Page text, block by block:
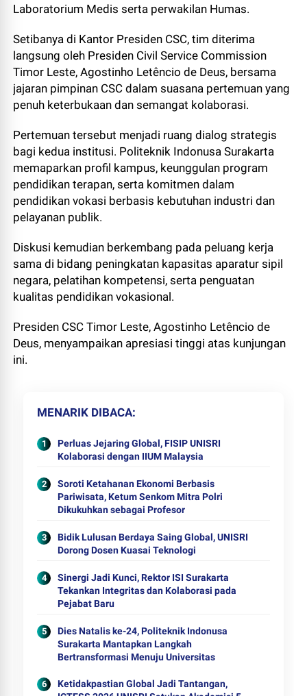
Laboratorium Medis serta perwakilan Humas.
Setibanya di Kantor Presiden CSC, tim diterima
langsung oleh Presiden Civil Service Commission
Timor Leste, Agostinho Letêncio de Deus, bersama
jajaran pimpinan CSC dalam suasana pertemuan yang
penuh keterbukaan dan semangat kolaborasi.
Pertemuan tersebut menjadi ruang dialog strategis
bagi kedua institusi. Politeknik Indonusa Surakarta
memaparkan profil kampus, keunggulan program
pendidikan terapan, serta komitmen dalam
pendidikan vokasi berbasis kebutuhan industri dan
pelayanan publik.
Diskusi kemudian berkembang pada peluang kerja
sama di bidang peningkatan kapasitas aparatur sipil
negara, pelatihan kompetensi, serta penguatan
kualitas pendidikan vokasional.
Presiden CSC Timor Leste, Agostinho Letêncio de
Deus, menyampaikan apresiasi tinggi atas kunjungan
ini.
MENARIK DIBACA
Perluas Jejaring Global, FISIP UNISRI
Kolaborasi dengan IIUM Malaysia
Soroti Ketahanan Ekonomi Berbasis
Pariwisata, Ketum Senkom Mitra Polri
Dikukuhkan sebagai Profesor
Bidik Lulusan Berdaya Saing Global, UNISRI
Dorong Dosen Kuasai Teknologi
Sinergi Jadi Kunci, Rektor ISI Surakarta
Tekankan Integritas dan Kolaborasi pada
Pejabat Baru
Dies Natalis ke-24, Politeknik Indonusa
Surakarta Mantapkan Langkah
Bertransformasi Menuju Universitas
Ketidakpastian Global Jadi Tantangan,